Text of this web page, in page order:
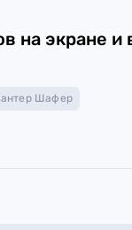
на экране и
Шафер